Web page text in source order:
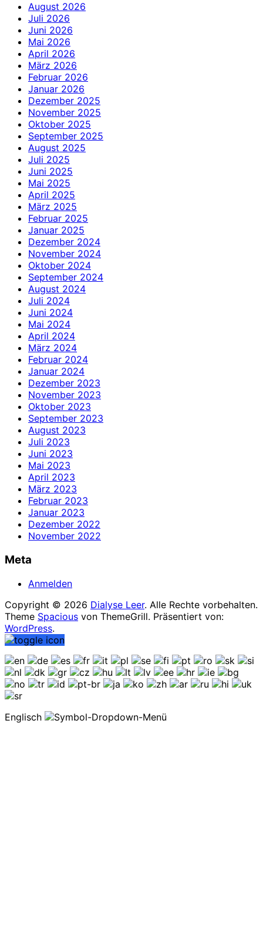
August 2026
Juli 2026
Juni 2026
Mai 2026
April 2026
März 2026
Februar 2026
Januar 2026
Dezember 2025
November 2025
Oktober 2025
September 2025
August 2025
Juli 2025
Juni 2025
Mai 2025
April 2025
März 2025
Februar 2025
Januar 2025
Dezember 2024
November 2024
Oktober 2024
September 2024
August 2024
Juli 2024
Juni 2024
Mai 2024
April 2024
März 2024
Februar 2024
Januar 2024
Dezember 2023
November 2023
Oktober 2023
September 2023
August 2023
Juli 2023
Juni 2023
Mai 2023
April 2023
März 2023
Februar 2023
Januar 2023
Dezember 2022
November 2022
Meta
Anmelden
Copyright © 2026 Dialyse Leer. Alle Rechte vorbehalten.
Theme Spacious von ThemeGrill. Präsentiert von:
WordPress.
Englisch